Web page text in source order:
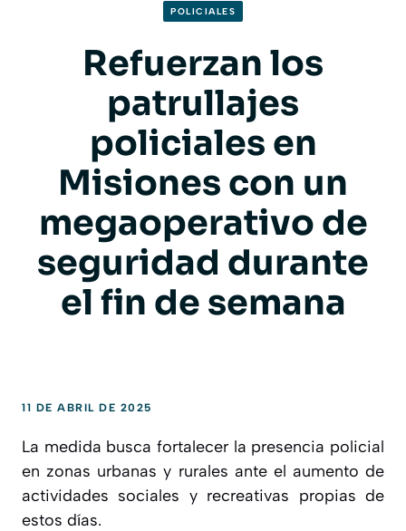
POLICIALES
Refuerzan los
patrullajes
policiales en
Misiones con un
megaoperativo de
seguridad durante
el fin de semana
11 DE ABRIL DE 2025
La medida busca fortalecer la presencia policial
en zonas urbanas y rurales ante el aumento de
actividades sociales y recreativas propias de
estos días.